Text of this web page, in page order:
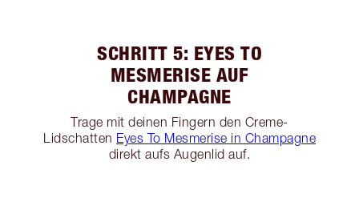
SCHRITT 5: EYES TO
MESMERISE AUF
CHAMPAGNE
Trage mit deinen Fingern den Creme-
Lidschatten Eyes To Mesmerise in Champagne
direkt aufs Augenlid auf.